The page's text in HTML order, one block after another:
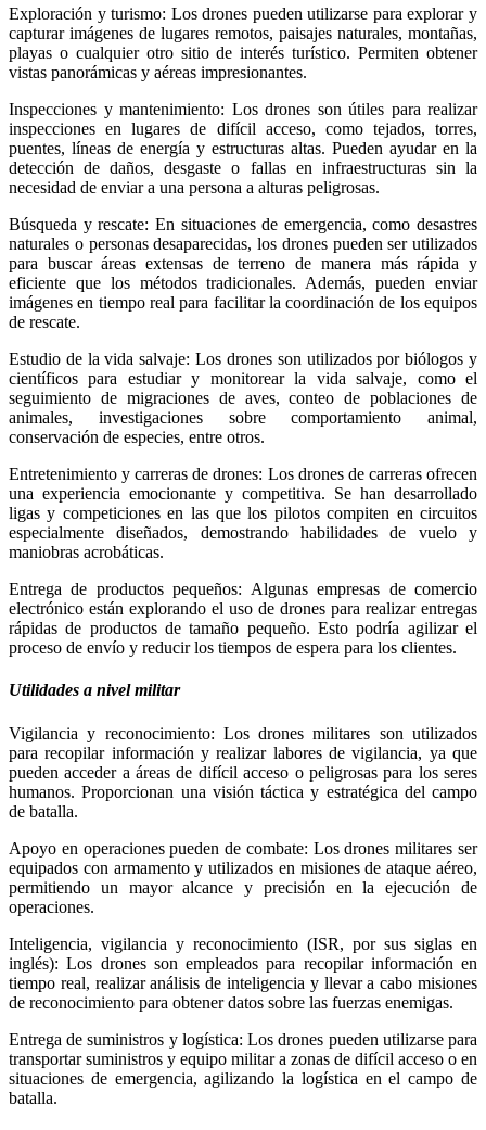
Exploración y turismo: Los drones pueden utilizarse para explorar y
capturar imágenes de lugares remotos, paisajes naturales, montañas,
playas o cualquier otro sitio de interés turístico. Permiten obtener
vistas panorámicas y aéreas impresionantes.
Inspecciones y mantenimiento: Los drones son útiles para realizar
inspecciones en lugares de difícil acceso, como tejados, torres,
puentes, líneas de energía y estructuras altas. Pueden ayudar en la
detección de daños, desgaste o fallas en infraestructuras sin la
necesidad de enviar a una persona a alturas peligrosas.
Búsqueda y rescate: En situaciones de emergencia, como desastres
naturales o personas desaparecidas, los drones pueden ser utilizados
para buscar áreas extensas de terreno de manera más rápida y
eficiente que los métodos tradicionales. Además, pueden enviar
imágenes en tiempo real para facilitar la coordinación de los equipos
de rescate.
Estudio de la vida salvaje: Los drones son utilizados por biólogos y
científicos para estudiar y monitorear la vida salvaje, como el
seguimiento de migraciones de aves, conteo de poblaciones de
animales, investigaciones sobre comportamiento animal,
conservación de especies, entre otros.
Entretenimiento y carreras de drones: Los drones de carreras ofrecen
una experiencia emocionante y competitiva. Se han desarrollado
ligas y competiciones en las que los pilotos compiten en circuitos
especialmente diseñados, demostrando habilidades de vuelo y
maniobras acrobáticas.
Entrega de productos pequeños: Algunas empresas de comercio
electrónico están explorando el uso de drones para realizar entregas
rápidas de productos de tamaño pequeño. Esto podría agilizar el
proceso de envío y reducir los tiempos de espera para los clientes.
Utilidades a nivel militar
Vigilancia y reconocimiento: Los drones militares son utilizados
para recopilar información y realizar labores de vigilancia, ya que
pueden acceder a áreas de difícil acceso o peligrosas para los seres
humanos. Proporcionan una visión táctica y estratégica del campo
de batalla.
Apoyo en operaciones pueden de combate: Los drones militares ser
equipados con armamento y utilizados en misiones de ataque aéreo,
permitiendo un mayor alcance y precisión en la ejecución de
operaciones.
Inteligencia, vigilancia y reconocimiento (ISR, por sus siglas en
inglés): Los drones son empleados para recopilar información en
tiempo real, realizar análisis de inteligencia y llevar a cabo misiones
de reconocimiento para obtener datos sobre las fuerzas enemigas.
Entrega de suministros y logística: Los drones pueden utilizarse para
transportar suministros y equipo militar a zonas de difícil acceso o en
situaciones de emergencia, agilizando la logística en el campo de
batalla.